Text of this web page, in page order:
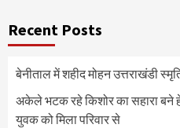
Recent Posts
बेनीताल में शहीद मोहन उत्तराखंडी
अकेले भटक रहे किशोर का सहारा बने
युवक को मिला परिवार से